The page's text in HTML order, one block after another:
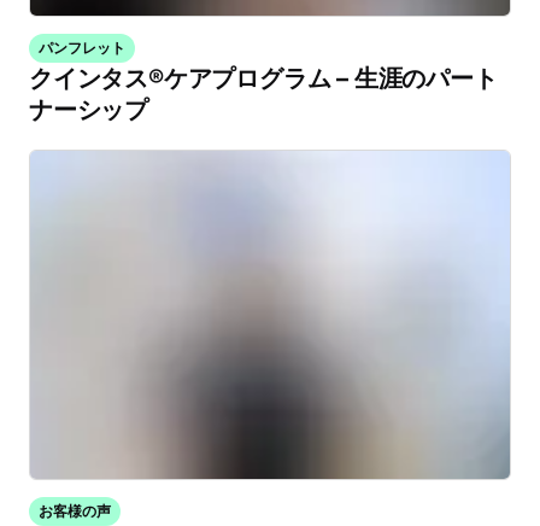
パンフレット
クインタス®ケアプログラム – 生涯のパート
ナーシップ
お客様の声